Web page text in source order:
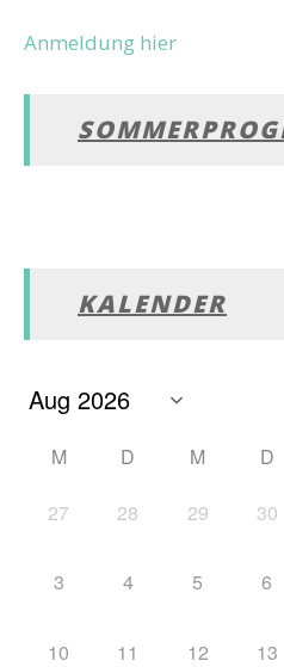
Anmeldung hier
KALENDER
M D M D
27 28 29 30
3 4 5 6
10 11 12 13